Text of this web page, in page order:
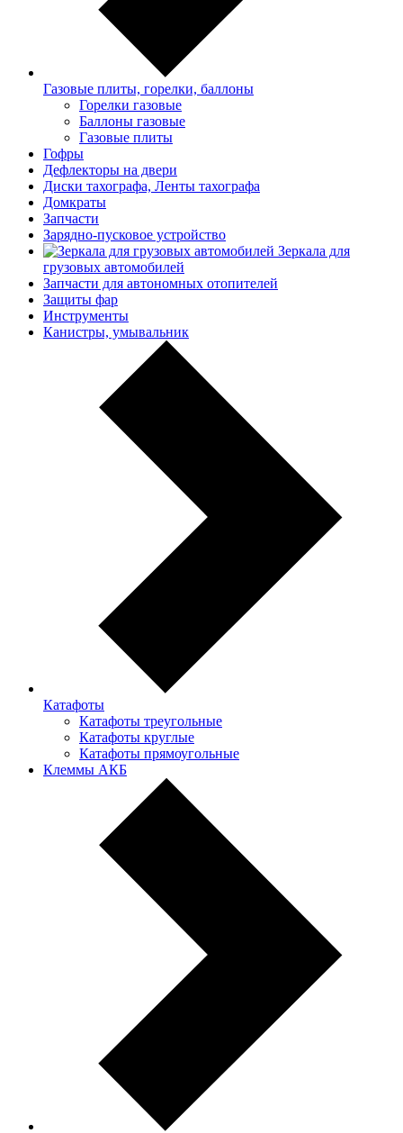
Газовые плиты, горелки, баллоны
Горелки газовые
Баллоны газовые
Газовые плиты
Гофры
Дефлекторы на двери
Диски тахографа, Ленты тахографа
Домкраты
Запчасти
Зарядно-пусковое устройство
Зеркала для
грузовых автомобилей
Запчасти для автономных отопителей
Защиты фар
Инструменты
Канистры, умывальник
Катафоты
Катафоты треугольные
Катафоты круглые
Катафоты прямоугольные
Клеммы АКБ